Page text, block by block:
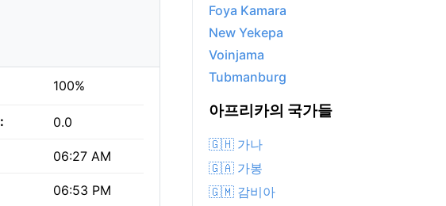
100%
0.0
06:27 AM
06:53 PM
Foya Kamara
New Yekepa
Voinjama
Tubmanburg
아프리카의 국가들
🇬🇭 가나
🇬🇦 가봉
🇬🇲 감비아